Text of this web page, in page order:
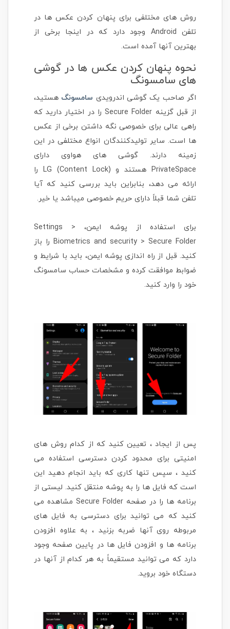
روش های مختلفی برای پنهان کردن عکس ها در
تلفن Android وجود دارد که در اینجا برخی از
بهترین آنها آمده است.
نحوه پنهان کردن عکس ها در گوشی
های سامسونگ
اگر صاحب یک گوشی اندرویدی سامسونگ هستید،
از قبل گزینه Secure Folder را در اختیار دارید که
راهی عالی برای خصوصی نگه داشتن برخی از عکس
ها است. سایر تولیدکنندگان انواع مختلفی در این
زمینه دارند. گوشی های هواوی دارای
PrivateSpace هستند و LG (Content Lock) را
ارائه می دهد، بنابراین باید بررسی کنید که آیا
تلفن شما قبلاً دارای حریم خصوصی میباشد یا خیر.
برای استفاده از پوشه ایمن، Settings >
Biometrics and security > Secure Folder را باز
کنید. قبل از راه اندازی پوشه ایمن، باید با شرایط و
ضوابط موافقت کرده و مشخصات حساب سامسونگ
خود را وارد کنید.
پس از ایجاد ، تعیین کنید که از کدام روش های
امنیتی برای محدود کردن دسترسی استفاده می
کنید ، سپس تنها کاری که باید انجام دهید این
است که فایل ها را به پوشه منتقل کنید. لیستی از
برنامه ها را در صفحه Secure Folder مشاهده می
کنید که می توانید برای دسترسی به فایل های
مربوطه روی آنها ضربه بزنید ، به علاوه افزودن
برنامه ها و افزودن فایل ها در پایین صفحه وجود
دارد که می توانید مستقیماً به هر کدام از آنها در
دستگاه خود بروید.